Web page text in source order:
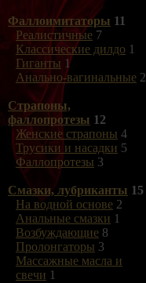
Фаллоимитаторы 11
Реалистичные 7
Классические дилдо 1
Гиганты 1
Анально-вагинальные 2
Страпоны,
фаллопротезы 12
Женские страпоны 4
Трусики и насадки 5
Фаллопротезы 3
Смазки, лубриканты 15
На водной основе 2
Анальные смазки 1
Возбуждающие 8
Пролонгаторы 3
Массажные масла и
свечи 1